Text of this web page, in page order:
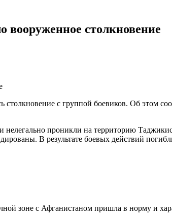
столкновение
с группой боевиков. Об этом
нелегально проникли на территорию
В результате боевых действий
зоне с Афганистаном пришла в норму и